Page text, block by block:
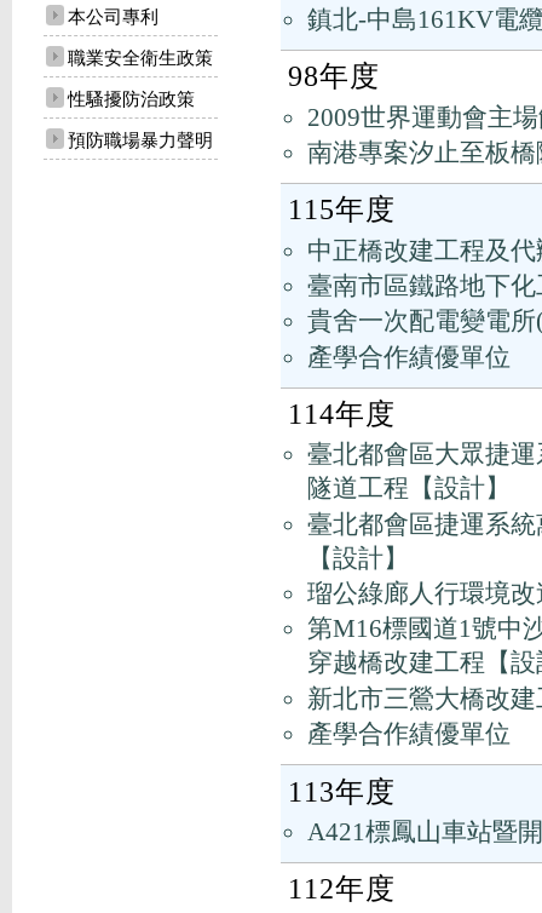
本公司專利
職業安全衛生政策
性騷擾防治政策
預防職場暴力聲明
鎮北-中島161KV電
98年度
2009世界運動會主
南港專案汐止至板
115年度
中正橋改建工程及
臺南市區鐵路地下
貴舍一次配電變電
產學合作績優單位
114年度
臺北都會區大眾捷
隧道工程【設計】
臺北都會區捷運系
【設計】
瑠公綠廊人行環境
第M16標國道1號中
穿越橋改建工程【
新北市三鶯大橋改
產學合作績優單位
113年度
A421標鳳山車站暨
112年度